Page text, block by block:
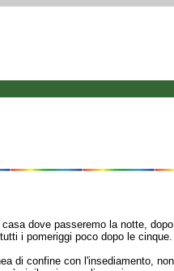
dove passeremo la notte,
i pomeriggi poco dopo le
di confine con l'insediamento,